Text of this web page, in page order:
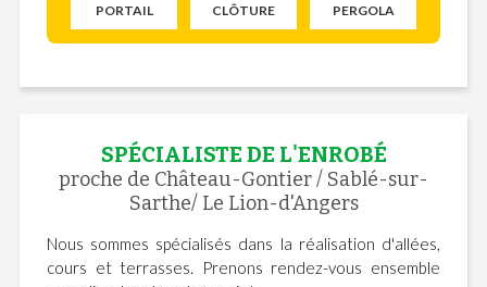
PORTAIL CLÔTURE PERGOLA
SPÉCIALISTE DE L'ENROBÉ
proche de Château-Gontier / Sablé-sur-
Sarthe/ Le Lion-d'Angers
Nous sommes spécialisés dans la réalisation d'allées,
cours et terrasses. Prenons rendez-vous ensemble